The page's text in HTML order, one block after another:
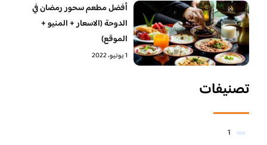
أفضل مطعم سحور رمضان في
الدوحة (الاسعار + المنيو +
الموقع)
1 يونيو، 2022
تصنيفات
1